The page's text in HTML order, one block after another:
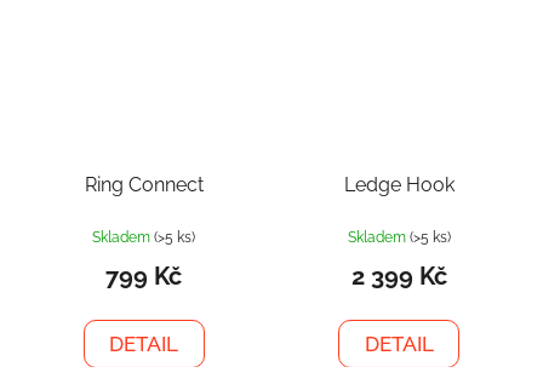
Ring Connect
Skladem(>5 ks)
799 Kč
DETAIL
Ledge Hook
Skladem (>5 ks)
2 399 Kč
DETAIL